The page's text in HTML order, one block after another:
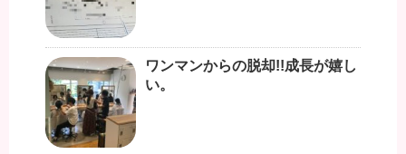
ワンマンからの脱却!!成長が嬉し
い。